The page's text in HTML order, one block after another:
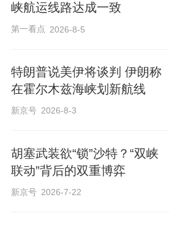
峡航运线路达成一致
第一看点 2026-8-5
特朗普说美伊将谈判 伊朗称
在霍尔木兹海峡划新航线
新京号 2026-8-3
胡塞武装欲“锁”沙特？“双峡
联动”背后的双重博弈
新京号 2026-7-22